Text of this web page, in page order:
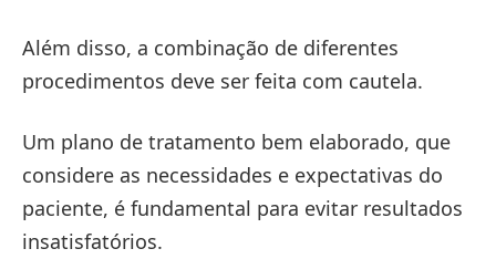
Além disso, a combinação de diferentes
procedimentos deve ser feita com cautela.
Um plano de tratamento bem elaborado, que
considere as necessidades e expectativas do
paciente, é fundamental para evitar resultados
insatisfatórios.